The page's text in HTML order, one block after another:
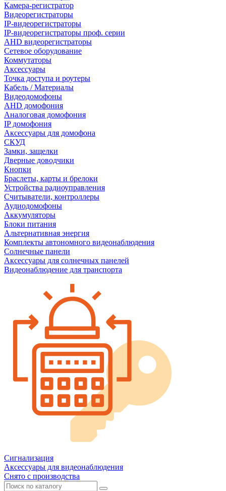
Камера-регистратор
Видеорегистраторы
IP-видеорегистраторы
IP-видеорегистраторы проф. серии
AHD видеорегистраторы
Сетевое оборудование
Коммутаторы
Аксессуары
Точка доступа и роутеры
Кабель / Материалы
Видеодомофоны
AHD домофония
Аналоговая домофония
IP домофония
Аксессуары для домофона
СКУД
Замки, защелки
Дверные доводчики
Кнопки
Браслеты, карты и брелоки
Устройства радиоуправления
Считыватели, контроллеры
Аудиодомофоны
Аккумуляторы
Блоки питания
Альтернативная энергия
Комплекты автономного видеонаблюдения
Солнечные панели
Аксессуары для солнечных панелей
Видеонаблюдение для транспорта
Сигнализация
Аксессуары для видеонаблюдения
Снято с производства